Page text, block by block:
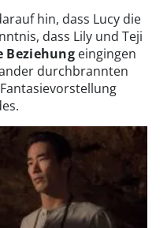
hin, dass Lucy die
dass Lily und Teji
Beziehungeingingen
durchbrannten